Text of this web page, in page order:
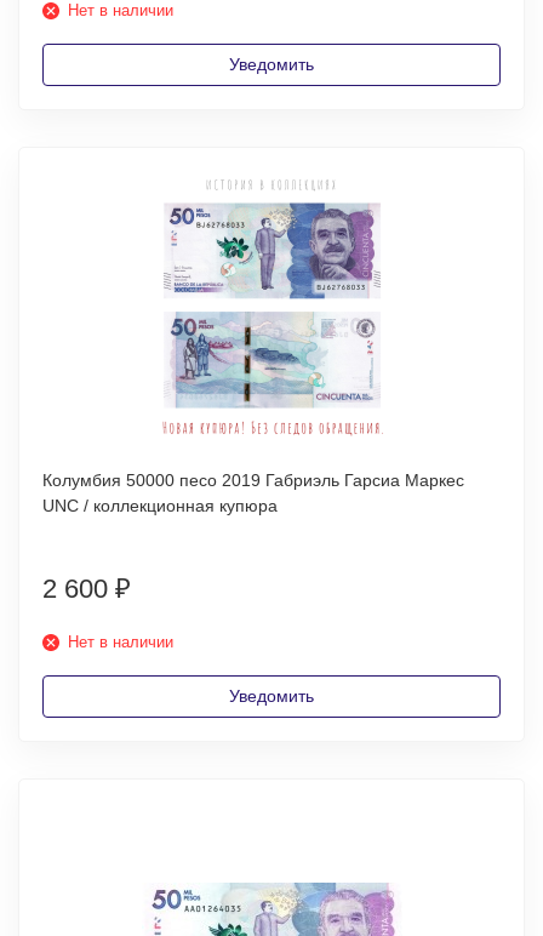
Нет в наличии
Уведомить
Колумбия 50000 песо 2019 Габриэль Гарсиа Маркес
UNC / коллекционная купюра
2 600 ₽
Нет в наличии
Уведомить